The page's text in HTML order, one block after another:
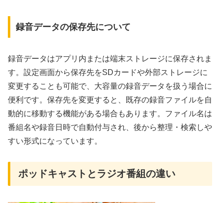
録音データの保存先について
録音データはアプリ内または端末ストレージに保存されま
す。設定画面から保存先をSDカードや外部ストレージに
変更することも可能で、大容量の録音データを扱う場合に
便利です。保存先を変更すると、既存の録音ファイルを自
動的に移動する機能がある場合もあります。ファイル名は
番組名や録音日時で自動付与され、後から整理・検索しや
すい形式になっています。
ポッドキャストとラジオ番組の違い